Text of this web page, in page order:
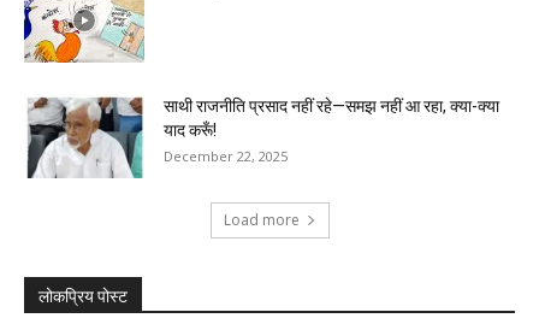
साथी राजनीति प्रसाद नहीं रहे—समझ नहीं आ रहा, क्या-क्या
याद करूँ!
December 22, 2025
Load more
लोकप्रिय पोस्ट